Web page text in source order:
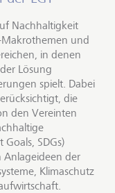
Nachhaltigkeit
Makrothemen und
in denen
Lösung
spielt. Dabei
die
den Vereinten
SDGs)
Anlageideen der
Klimaschutz